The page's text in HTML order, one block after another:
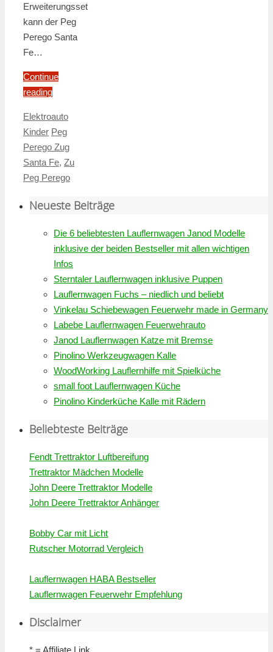
Erweiterungsset
kann der Peg
Perego Santa
Fe…
Continue
reading
Elektroauto
Kinder Peg
Perego Zug
Santa Fe, Zu
Peg Perego
Neueste Beiträge
Die 6 beliebtesten Lauflernwagen Janod Modelle
inklusive der beiden Bestseller mit allen wichtigen
Infos
Sterntaler Lauflernwagen inklusive Puppen
Lauflernwagen Fuchs – niedlich und beliebt
Vinkelau Schiebewagen Feuerwehr made in Germany
Labebe Lauflernwagen Feuerwehrauto
Janod Lauflernwagen Katze mit Bremse
Pinolino Werkzeugwagen Kalle
WoodWorking Lauflernhilfe mit Spielküche
small foot Lauflernwagen Küche
Pinolino Kinderküche Kalle mit Rädern
Beliebteste Beiträge
Fendt Trettraktor Luftbereifung
Trettraktor Mädchen Modelle
John Deere Trettraktor Modelle
John Deere Trettraktor Anhänger
Bobby Car mit Licht
Rutscher Motorrad Vergleich
Lauflernwagen HABA Bestseller
Lauflernwagen Feuerwehr Empfehlung
Disclaimer
* = Affiliate Link